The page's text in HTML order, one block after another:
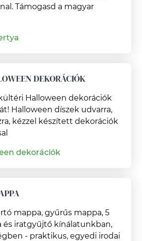
Támogasd a magyar
DEKORÁCIÓK
Halloween dekorációk
Halloween díszek udvarra,
kézzel készített dekorációk
dekorációk
mappa, gyűrűs mappa, 5
és iratgyűjtő kínálatunkban,
- praktikus, egyedi irodai